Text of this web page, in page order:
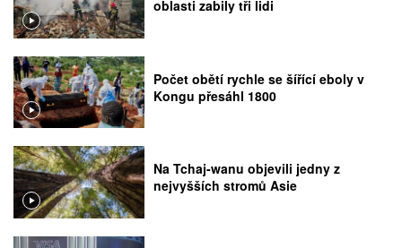
oblasti zabily tři lidi
Počet obětí rychle se šířící eboly v
Kongu přesáhl 1800
Na Tchaj-wanu objevili jedny z
nejvyšších stromů Asie